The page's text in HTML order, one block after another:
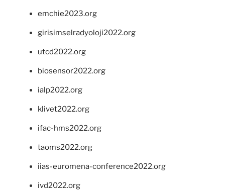
emchie2023.org
girisimselradyoloji2022.org
utcd2022.org
biosensor2022.org
ialp2022.org
klivet2022.org
ifac-hms2022.org
taoms2022.org
iias-euromena-conference2022.org
ivd2022.org